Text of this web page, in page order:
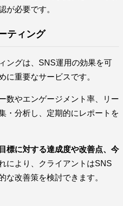
が必要です。
ティング
ングは、SNS運用の効果を可
に重要なサービスです。
数やエンゲージメント率、リー
・分析し、定期的にレポートを
目標に対する達成度や改善点、今
により、クライアントはSNS
な改善策を検討できます。